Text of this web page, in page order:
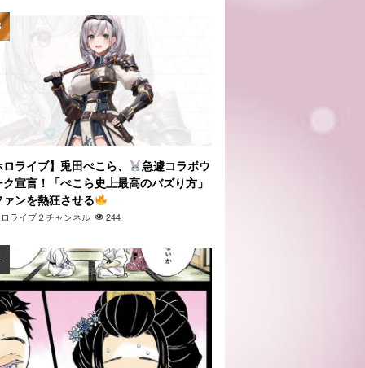
ライブ】兎田ぺこら、
急遽コラボウ
宣言！「ぺこら史上最高のバズり方」
ァンを熱狂させる
ライブ２チャンネル 244